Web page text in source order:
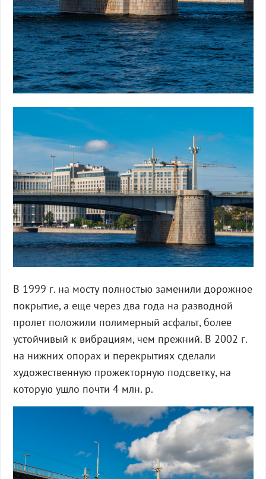
В 1999 г. на мосту полностью заменили дорожное
покрытие, а еще через два года на разводной
пролет положили полимерный асфальт, более
устойчивый к вибрациям, чем прежний. В 2002 г.
на нижних опорах и перекрытиях сделали
художественную прожекторную подсветку, на
которую ушло почти 4 млн. р.